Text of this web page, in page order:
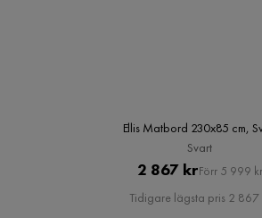
Ellis Matbord 230x85 cm,
Svart
Pris
2 867 krOriginal
Pris
Förr 5 999 kr
Tidigare lägsta pris 2 867